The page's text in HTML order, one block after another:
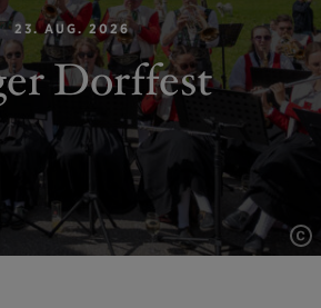
23. AUG. 2026
Dorffest